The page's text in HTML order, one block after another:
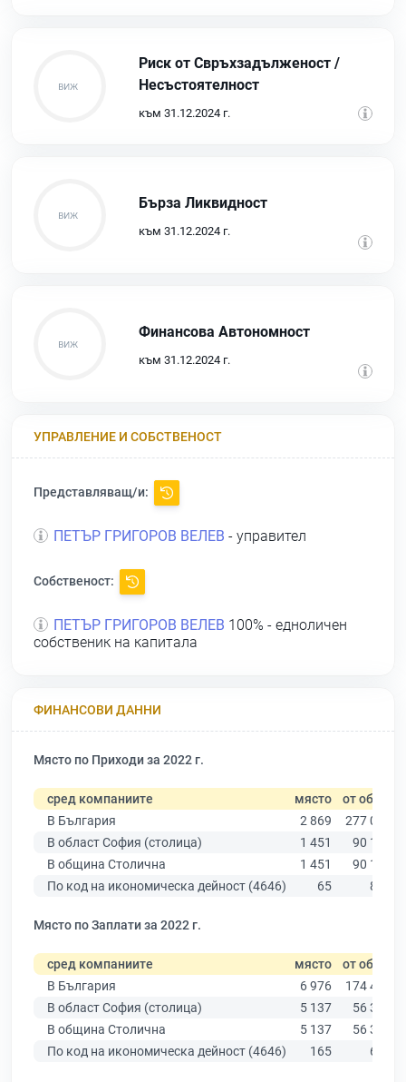
Риск от Свръхзадълженост /
Несъстоятелност
към 31.12.2024 г.
Бърза Ликвидност
към 31.12.2024 г.
Финансова Автономност
към 31.12.2024 г.
УПРАВЛЕНИЕ И СОБСТВЕНОСТ
Представляващ/и:
ПЕТЪР ГРИГОРОВ ВЕЛЕВ - управител
Собственост:
ПЕТЪР ГРИГОРОВ ВЕЛЕВ 100% - едноличен
собственик на капитала
ФИНАНСОВИ ДАННИ
Място по Приходи за 2022 г.
сред компаниите място от общо
В България
2 869
277 019
В област София (столица)
1 451
90 178
В община Столична
1 451
90 178
По код на икономическа дейност (4646)
65 866
Място по Заплати за 2022 г.
сред компаниите място от общо
В България
6 976
174 403
В област София (столица)
5 137
56 378
В община Столична
5 137
56 378
По код на икономическа дейност (4646)
165 674